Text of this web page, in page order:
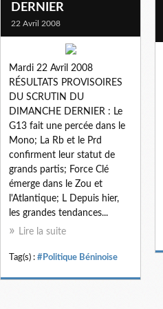
DERNIER
22 Avril 2008
Mardi 22 Avril 2008
RÉSULTATS PROVISOIRES
DU SCRUTIN DU
DIMANCHE DERNIER : Le
G13 fait une percée dans le
Mono; La Rb et le Prd
confirment leur statut de
grands partis; Force Clé
émerge dans le Zou et
l'Atlantique; L Depuis hier,
les grandes tendances...
Lire la suite
Tag(s) : #Politique Béninoise